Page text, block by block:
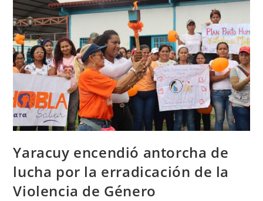
Yaracuy encendió antorcha de
lucha por la erradicación de la
Violencia de Género